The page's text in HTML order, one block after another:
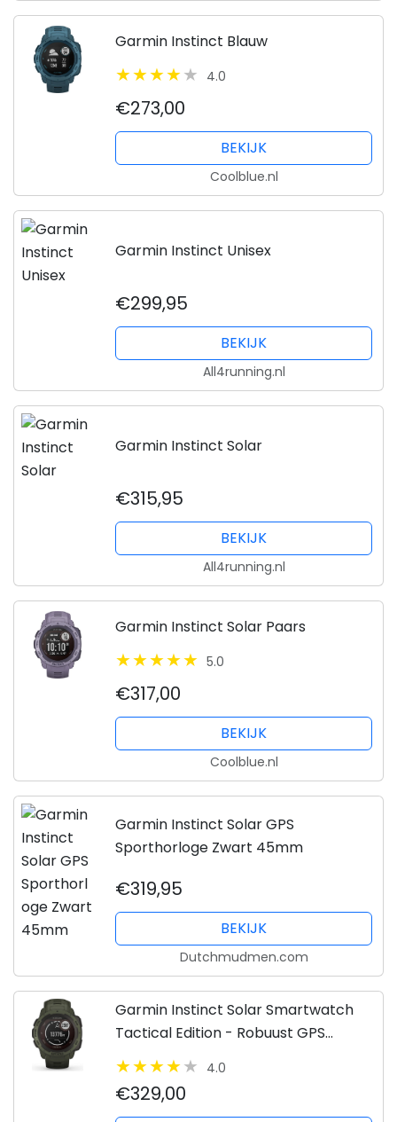
Garmin Instinct Blauw
4.0
€273,00
BEKIJK
Coolblue.nl
Garmin Instinct Unisex
€299,95
BEKIJK
All4running.nl
Garmin Instinct Solar
€315,95
BEKIJK
All4running.nl
Garmin Instinct Solar Paars
5.0
€317,00
BEKIJK
Coolblue.nl
Garmin Instinct Solar GPS
Sporthorloge Zwart 45mm
€319,95
BEKIJK
Dutchmudmen.com
Garmin Instinct Solar Smartwatch
Tactical Edition - Robuust GPS
Sporthorloge - Zon Oplaadbaar -
Moss
4.0
€329,00